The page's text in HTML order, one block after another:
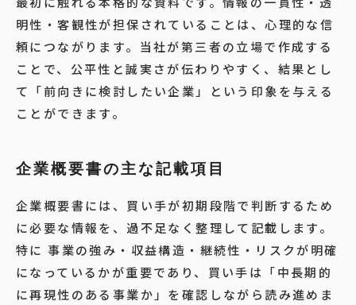
明性・客観性が担保されていることは、心理的な信
頼につながります。当社が第三者の立場で作成する
ことで、公平性と誠実さが伝わりやすく、結果とし
て「前向きに検討したい企業」という印象を与える
ことができます。
企業概要書の主な記載項目
企業概要書には、買い手が初期段階で判断するため
に必要な情報を、過不足なく整理して記載します。
特に 事業の強み・収益構造・継続性・リスクが明確
になっているかが重要であり、買い手は「中長期的
に再現性のある事業か」を確認しながら読み進めま